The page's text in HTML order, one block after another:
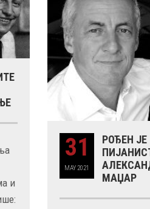
и
31
MAY 2021
РОЂЕН ЈЕ
МАЏАР
МИЛУТИН МИЋА ТАТИЋ